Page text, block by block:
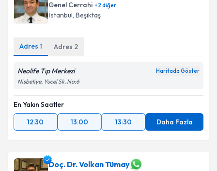
Genel Cerrahi +2 diğer
İstanbul, Beşiktaş
Adres 1 Adres 2
Neolife Tıp Merkezi Haritada Göster
Nisbetiye, Yücel Sk. No:6
En Yakın Saatler
12:30
13:00 13:30 Daha Fazla
Doç. Dr. Volkan Tümay